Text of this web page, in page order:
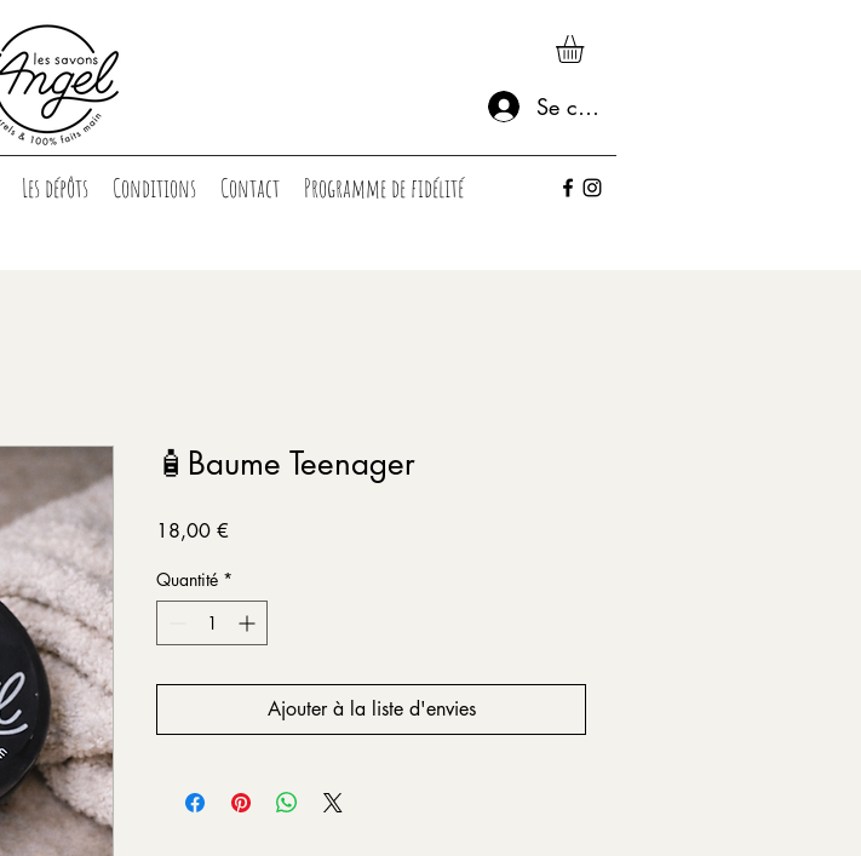
Se connecter
Les dépôts Conditions Contact Programme de fidélité
🧴Baume Teenager
18,00 €
Quantité *
Ajouter à la liste d'envies